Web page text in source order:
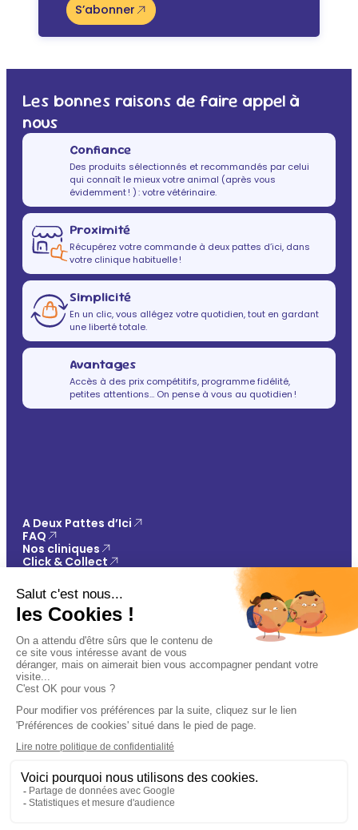
S’abonner
Les bonnes raisons de faire appel à
nous
Confiance
Des produits sélectionnés et recommandés par celui
qui connaît le mieux votre animal (après vous
évidemment ! ) : votre vétérinaire.
Proximité
Récupérez votre commande à deux pattes d’ici, dans
votre clinique habituelle !
Simplicité
En un clic, vous allégez votre quotidien, tout en gardant
une liberté totale.
Avantages
Accès à des prix compétitifs, programme fidélité,
petites attentions… On pense à vous au quotidien !
A Deux Pattes d’Ici
FAQ
Nos cliniques
Click & Collect
Vos avantages
Conseils
Paiement 100% sécurisé
Politique de confidentialité
Conditions générales de vente
Gestions des cookies
Plan du site